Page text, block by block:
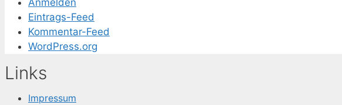
Anmelden
Eintrags-Feed
Kommentar-Feed
WordPress.org
Links
Impressum